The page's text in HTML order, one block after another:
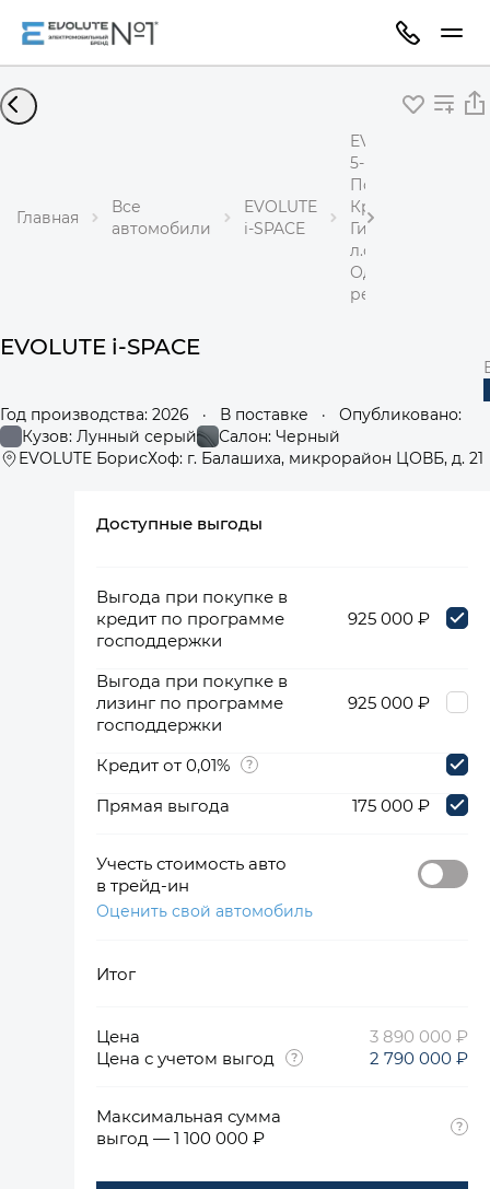
Главная
Все
автомобили
EVOLUTE
i-SPACE
EVOLUTE i-SPACE
5-местный
Полный привод
Кроссовер
Гибрид 1,5 л 367
л.с.
редуктор
EVOLUTE i-SPACE
Год производства: 2026 · В поставке ·
Опубликовано:
Кузов: Лунный серый
Салон: Черный
EVOLUTE БорисХоф: г. Балашиха, микрорайон ЦОВБ, д. 21
Доступные выгоды
Выгода при покупке в
кредит по программе
господдержки
925 000 ₽
Выгода при покупке в
лизинг по программе
господдержки
925 000 ₽
Кредит от 0,01%
Прямая выгода
175 000 ₽
Учесть стоимость авто
в трейд-ин
Оценить свой автомобиль
Итог
Цена
3 890 000 ₽
Цена с учетом выгод
2 790 000 ₽
Максимальная сумма
выгод — 1 100 000 ₽